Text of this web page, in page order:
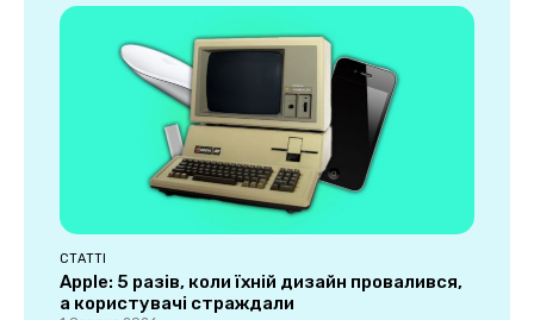
СТАТТІ
Apple: 5 разів, коли їхній дизайн провалився,
а користувачі страждали